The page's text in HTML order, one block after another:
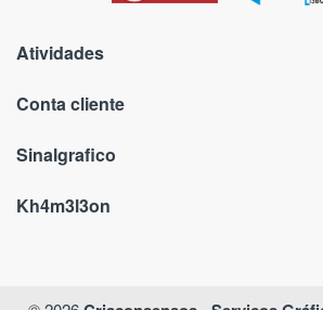
Atividades
Conta cliente
Sinalgrafico
Kh4m3l3on